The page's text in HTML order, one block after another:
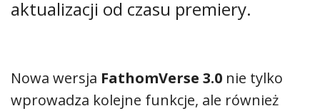
aktualizacji od czasu premiery.
Nowa wersja FathomVerse 3.0 nie tylko
wprowadza kolejne funkcje, ale również